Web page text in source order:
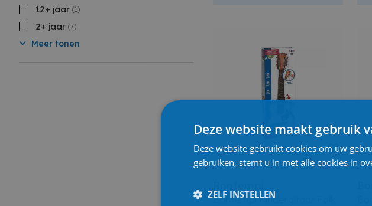
12+ jaar (1)
2+ jaar (7)
Meer tonen
Bontempi Kindergitaar Folk
Deze website maakt gebruik
Deze website gebruikt cookies om uw
gebruiken, stemt u in met alle cookies in
ZELF INSTELLEN